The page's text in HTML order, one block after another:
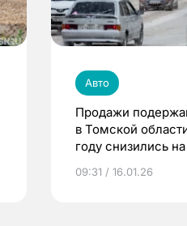
Авто
Продажи
в Томской
году снизились
09:31 / 16.01.26